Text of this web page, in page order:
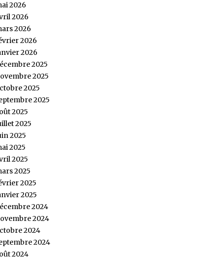
2026
2026
2026
2026
2026
2025
2025
2025
2025
2025
2025
2025
2025
2025
2025
2025
2025
2024
2024
2024
2024
2024